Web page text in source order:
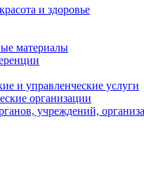
и здоровье
материалы
и управленческие услуги
организации
учреждений,